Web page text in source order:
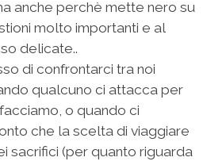
anche perchè mette nero su
molto importanti e al
delicate..
di confrontarci tra noi
qualcuno ci attacca per
o quando ci
che la scelta di viaggiare
sacrifici (per quanto riguarda